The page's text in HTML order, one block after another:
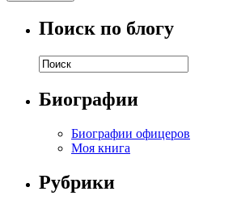
Поиск по блогу
Биографии
Биографии офицеров
Моя книга
Рубрики